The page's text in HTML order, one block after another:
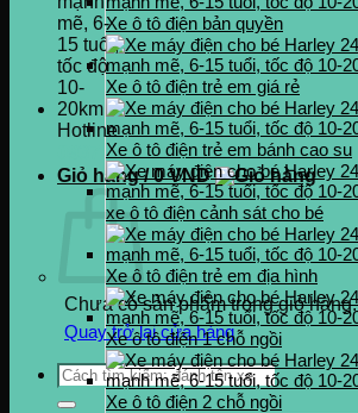
Hotline
0937.222.487
Giỏ hàng /0VND
Chưa có sản phẩm trong giỏ hàng.
Quay trở lại cửa hàng
Tìm
kiếm:
Xe ô tô điện bản quyền
Xe ô tô điện trẻ em giá rẻ
Xe ô tô điện trẻ em bánh cao su
xe ô tô điện cảnh sát cho bé
Xe ô tô điện trẻ em địa hình
Xe ô tô điện 1 chỗ ngồi
Xe ô tô điện 2 chỗ ngồi